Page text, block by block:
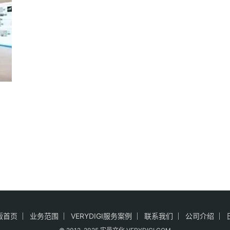
首页 业务范围 VERYDIGI服务案例 联系我们 公司介绍